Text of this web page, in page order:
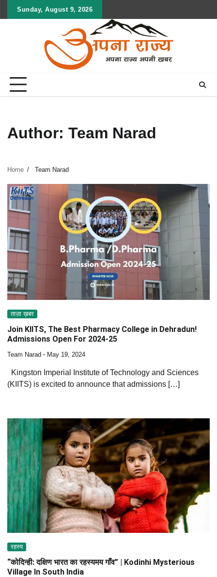
Sunday, August 9, 2026
Author: Team Narad
Home Team Narad
ताज़ा ख़बर
Join KIITS, The Best Pharmacy College in Dehradun!
Admissions Open For 2024-25
Team Narad May 19, 2024
Kingston Imperial Institute of Technology and Sciences
(KIITS) is excited to announce that admissions […]
रहस्य
“कोदिन्ही: दक्षिण भारत का रहस्यमय गाँव” | Kodinhi Mysterious
Village In South India